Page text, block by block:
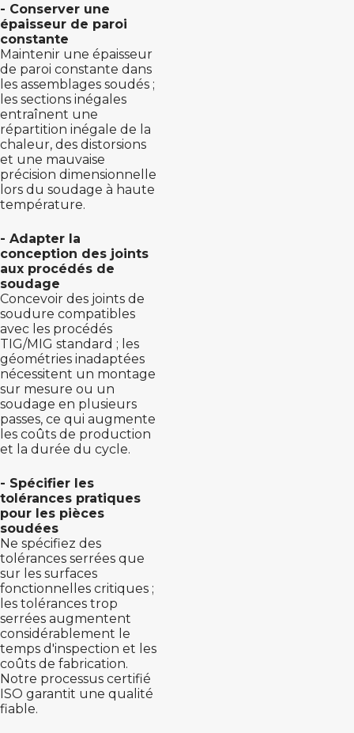
- Conserver une
épaisseur de paroi
constante
Maintenir une épaisseur
de paroi constante dans
les assemblages soudés ;
les sections inégales
entraînent une
répartition inégale de la
chaleur, des distorsions
et une mauvaise
précision dimensionnelle
lors du soudage à haute
température.
- Adapter la
conception des joints
aux procédés de
soudage
Concevoir des joints de
soudure compatibles
avec les procédés
TIG/MIG standard ; les
géométries inadaptées
nécessitent un montage
sur mesure ou un
soudage en plusieurs
passes, ce qui augmente
les coûts de production
et la durée du cycle.
- Spécifier les
tolérances pratiques
pour les pièces
soudées
Ne spécifiez des
tolérances serrées que
sur les surfaces
fonctionnelles critiques ;
les tolérances trop
serrées augmentent
considérablement le
temps d'inspection et les
coûts de fabrication.
Notre processus certifié
ISO garantit une qualité
fiable.